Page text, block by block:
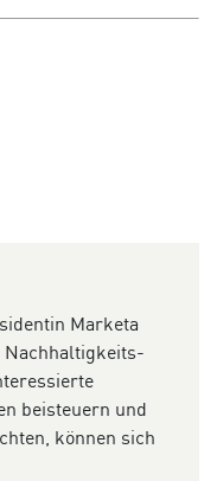
Marketa
beisteuern und
können sich